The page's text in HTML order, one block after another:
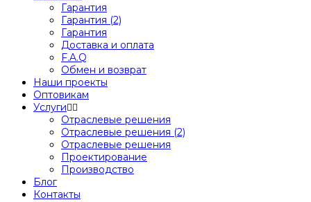
Гарантия
Гарантия (2)
Гарантия
Доставка и оплата
F.A.Q
Обмен и возврат
Наши проекты
Оптовикам
Услуги
Отраслевые решения
Отраслевые решения (2)
Отраслевые решения
Проектирование
Производство
Блог
Контакты